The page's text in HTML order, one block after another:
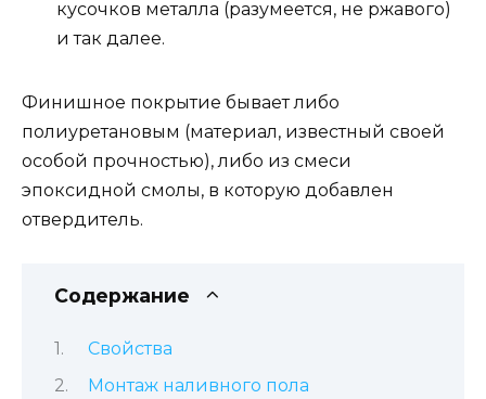
кусочков металла (разумеется, не ржавого)
и так далее.
Финишное покрытие бывает либо
полиуретановым (материал, известный своей
особой прочностью), либо из смеси
эпоксидной смолы, в которую добавлен
отвердитель.
Содержание
Свойства
Монтаж наливного пола